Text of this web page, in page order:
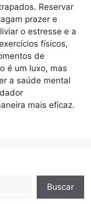
Reservar
prazer e
o estresse e a
físicos,
de
é um luxo, mas
a saúde mental
mais eficaz.
Buscar